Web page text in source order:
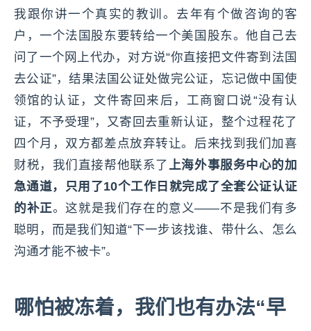
我跟你讲一个真实的教训。去年有个做咨询的客
户，一个法国股东要转给一个美国股东。他自己去
问了一个网上代办，对方说“你直接把文件寄到法国
去公证”，结果法国公证处做完公证，忘记做中国使
领馆的认证，文件寄回来后，工商窗口说“没有认
证，不予受理”，又寄回去重新认证，整个过程花了
四个月，双方都差点放弃转让。后来找到我们加喜
财税，我们直接帮他联系了 上海外事服务中心的加
急通道，只用了10个工作日就完成了全套公证认证
的补正。这就是我们存在的意义——不是我们有多
聪明，而是我们知道“下一步该找谁、带什么、怎么
沟通才能不被卡”。
哪怕被冻着，我们也有办法“早